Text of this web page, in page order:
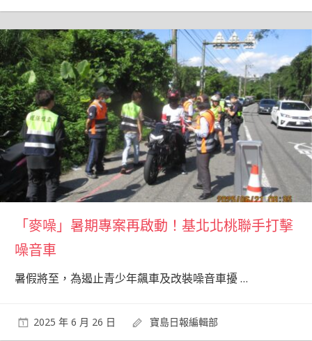
「麥噪」暑期專案再啟動！基北北桃聯手打擊
噪音車
暑假將至，為遏止青少年飆車及改裝噪音車擾…
2025 年 6 月 26 日 寶島日報編輯部